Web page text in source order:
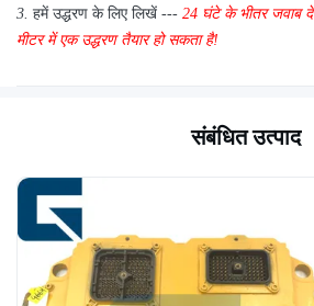
3. हमें उद्धरण के लिए लिखें --- 24 घंटे के भीतर जवाब दें
मीटर में एक उद्धरण तैयार हो सकता है!
संबंधित उत्पाद